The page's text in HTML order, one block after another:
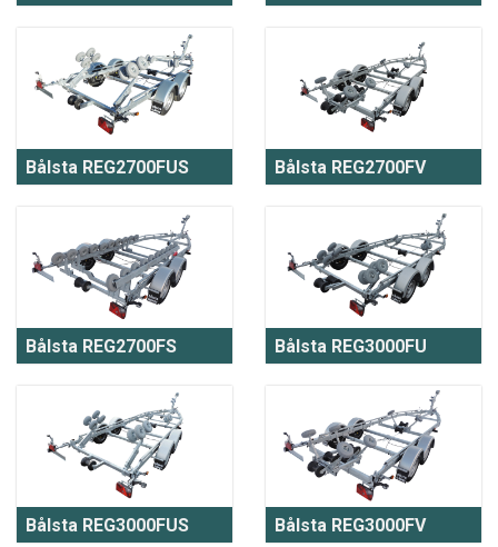
Bålsta REG2700FUS Bålsta REG2700FV
Bålsta REG2700FS Bålsta REG3000FU
Bålsta REG3000FUS Bålsta REG3000FV